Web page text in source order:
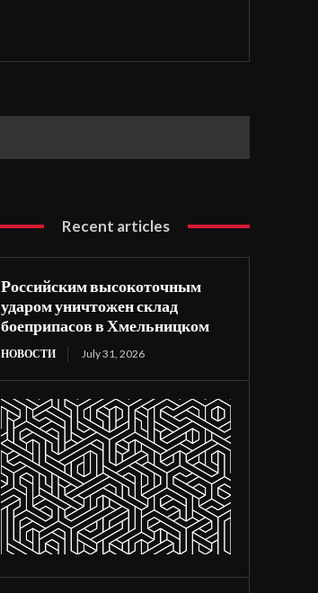
Recent articles
Российским высокоточным
ударом уничтожен склад
боеприпасов в Хмельницком
НОВОСТИ July 31, 2026